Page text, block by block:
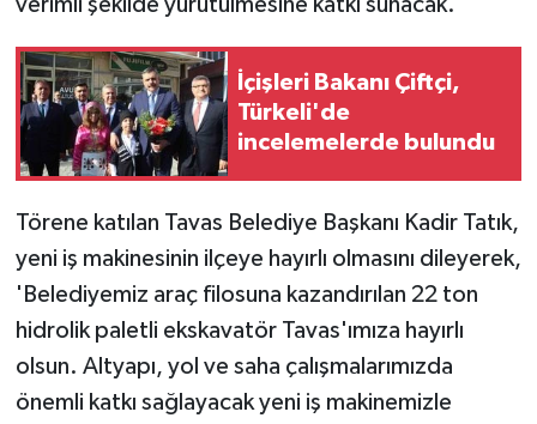
İçişleri Bakanı Çiftçi,
Türkeli'de
incelemelerde bulundu
Törene katılan Tavas Belediye Başkanı Kadir Tatık,
yeni iş makinesinin ilçeye hayırlı olmasını dileyerek,
'Belediyemiz araç filosuna kazandırılan 22 ton
hidrolik paletli ekskavatör Tavas'ımıza hayırlı
olsun. Altyapı, yol ve saha çalışmalarımızda
önemli katkı sağlayacak yeni iş makinemizle